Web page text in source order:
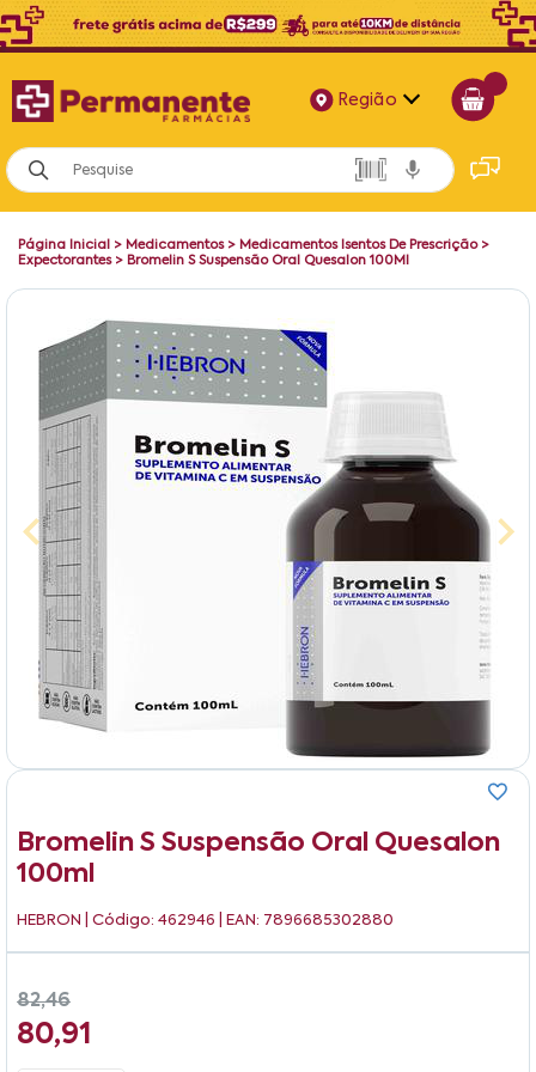
Região
Alagoas
Bahia
Paraíba
Página Inicial > Medicamentos> Medicamentos Isentos De Prescrição>
Expectorantes> Bromelin S Suspensão Oral Quesalon 100Ml
Bromelin S Suspensão Oral Quesalon
100ml
HEBRON | Código: 462946 | EAN: 7896685302880
82,46
80,91